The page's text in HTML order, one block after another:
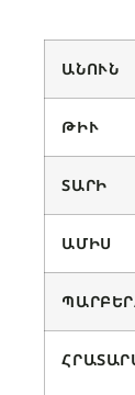
ԱՆՈՒՆ
ԹԻՒ
ՏԱՐԻ
ԱՄԻՍ